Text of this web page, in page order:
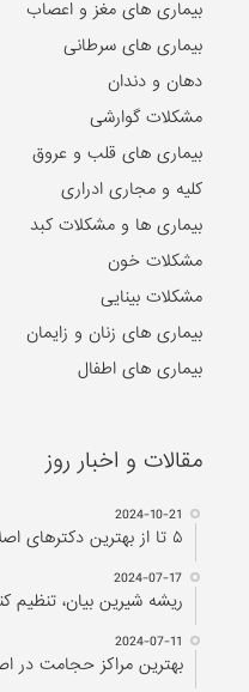
بیماری های مغز و اعصاب
بیماری های سرطانی
دهان و دندان
مشکلات گوارشی
بیماری های قلب و عروق
کلیه و مجاری ادراری
بیماری ها و مشکلات کبد
مشکلات خون
مشکلات بینایی
بیماری های زنان و زایمان
بیماری های اطفال
مقالات و اخبار روز
2024-10-21
۵ تا از بهترین دکتر‌های اصلاح مزاج در مشهد را بشناسید!
2024-07-17
ریشه شیرین بیان،
2024-07-11
بهترین مراکز حجامت در